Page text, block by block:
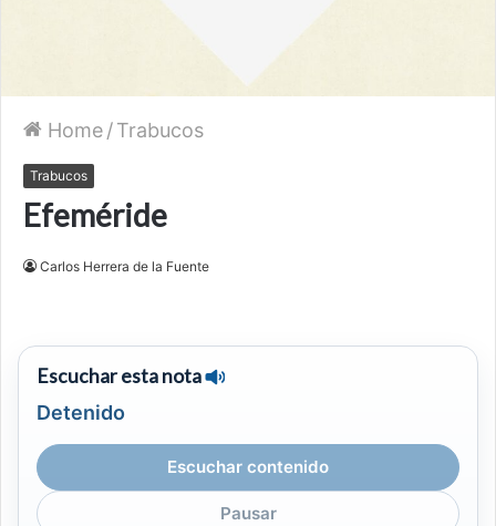
Home/Trabucos
Trabucos
Efeméride
Carlos Herrera de la Fuente
Escuchar esta nota
Detenido
Escuchar contenido
Pausar